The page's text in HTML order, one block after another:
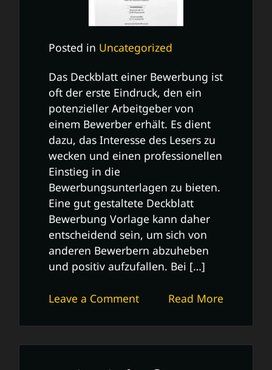
Posted in Uncategorized
Das Deckblatt einer Bewerbung ist
oft der erste Eindruck, den ein
potenzieller Arbeitgeber von
einem Bewerber erhält. Es dient
dazu, das Interesse des Lesers zu
wecken und einen professionellen
Einstieg in die
Bewerbungsunterlagen zu bieten.
Eine gut gestaltete Deckblatt
Bewerbung Vorlage kann daher
entscheidend sein, um sich von
anderen Bewerbern abzuheben
und positiv aufzufallen. Bei […]
Read More
Leave a Commenton
Deckblatt
Bewerbung